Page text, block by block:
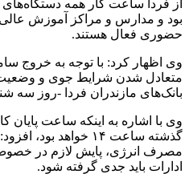
بود و مدارس و مراکز آموزش
حضوری فعال هستند. ‎
وی اظهار کرد: با توجه به خروج
متعادل شدن شرایط جوی و وضعیت
بانک‌های مازندران فردا -روز سه شنبه – از ۸ صبح دایر
وی با اشاره به اینکه ساعت پایان
گذشته ساعت ۱۴ خواهد
مصرف انرژی، پایش لازم در
ادارات باید جدی گرفته شود.